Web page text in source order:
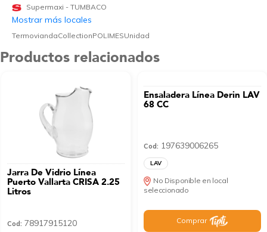
Supermaxi - TUMBACO
Mostrar más locales
TermoviandaCollectionPOLIMESUnidad
Productos relacionados
Jarra De Vidrio Línea
Puerto Vallarta CRISA 2.25
Litros
Cod: 78917915120
Ensaladera Línea Derin LAV
68 CC
Cod: 197639006265
LAV
No Disponible en local
seleccionado
Comprar